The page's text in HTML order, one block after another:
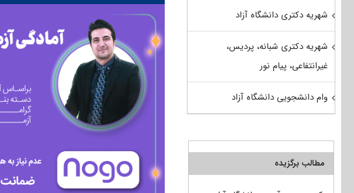
شهریه دکتری دانشگاه آزاد
شهریه دکتری شبانه، پردیس،
غیرانتفاعی، پیام نور
وام دانشجویی دانشگاه آزاد
مطالب برگزیده